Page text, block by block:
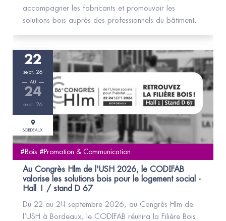
accompagner les fabricants et promouvoir les
solutions bois auprès des professionnels du bâtiment.
22
sept. 26
AU
24
sept. 26
BORDEAUX
#Bois #Promotion & Communication
Au Congrès Hlm de l'USH 2026, le CODIFAB
valorise les solutions bois pour le logement social -
Hall 1 / stand D 67
Du 22 au 24 septembre 2026, au Congrès Hlm de
l’USH à Bordeaux, le CODIFAB réunira la Filière Bois